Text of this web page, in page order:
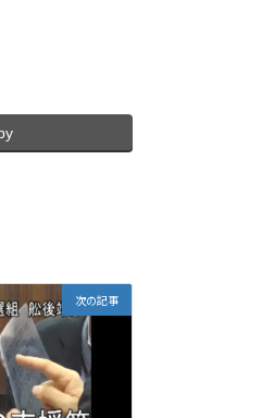
次の記事